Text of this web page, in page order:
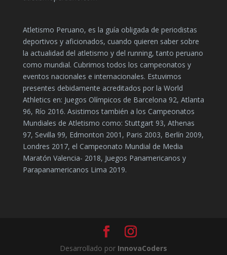
Atletismo Peruano, es la guía obligada de periodistas
deportivos y aficionados, cuando quieren saber sobre
la actualidad del atletismo y del running, tanto peruano
como mundial. Cubrimos todos los campeonatos y
eventos nacionales e internacionales. Estuvimos
presentes debidamente acreditados por la World
Athletics en: Juegos Olímpicos de Barcelona 92, Atlanta
96, Río 2016. Asistimos también a los Campeonatos
Mundiales de Atletismo como: Stuttgart 93, Athenas
97, Sevilla 99, Edmonton 2001, Paris 2003, Berlín 2009,
Londres 2017, el Campeonato Mundial de Media
Maratón Valencia- 2018, Juegos Panamericanos y
Parapanamericanos Lima 2019.
Desarrollado por InnovaCoders